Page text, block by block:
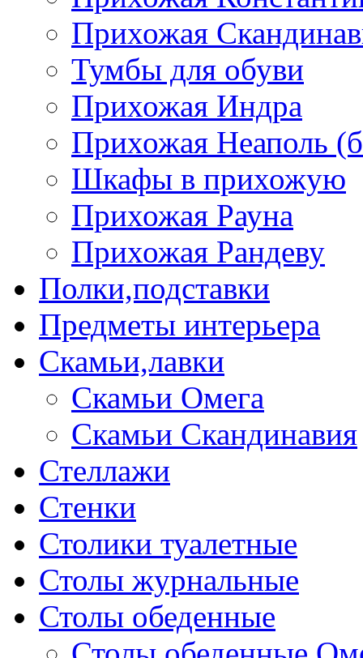
Прихожая
Тумбы для обуви
Прихожая Индра
Прихожая Неаполь
Шкафы в прихожую
Прихожая Рауна
Прихожая Рандеву
Полки,подставки
Предметы интерьера
Скамьи,лавки
Скамьи Омега
Скамьи Скандинавия
Стеллажи
Стенки
Столики туалетные
Столы журнальные
Столы обеденные